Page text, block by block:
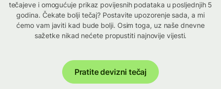
tečajeve i omogućuje prikaz povijesnih podataka u posljednjih 5
godina. Čekate bolji tečaj? Postavite upozorenje sada, a mi
ćemo vam javiti kad bude bolji. Osim toga, uz naše dnevne
sažetke nikad nećete propustiti najnovije vijesti.
Pratite devizni tečaj